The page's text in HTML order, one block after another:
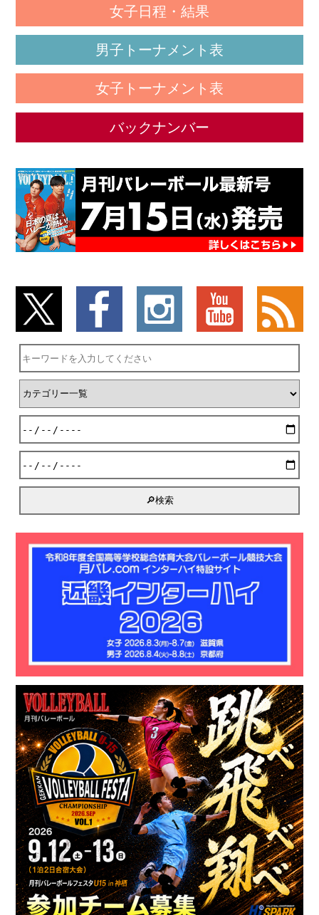
女子日程・結果
男子トーナメント表
女子トーナメント表
バックナンバー